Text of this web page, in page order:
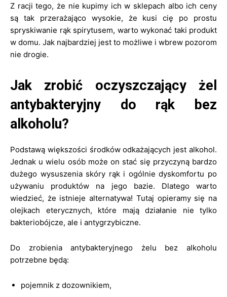
Z racji tego, że nie kupimy ich w sklepach albo ich ceny
są tak przerażająco wysokie, że kusi cię po prostu
spryskiwanie rąk spirytusem, warto wykonać taki produkt
w domu. Jak najbardziej jest to możliwe i wbrew pozorom
nie drogie.
Jak zrobić oczyszczający żel
antybakteryjny do rąk bez
alkoholu?
Podstawą większości środków odkażających jest alkohol.
Jednak u wielu osób może on stać się przyczyną bardzo
dużego wysuszenia skóry rąk i ogólnie dyskomfortu po
używaniu produktów na jego bazie. Dlatego warto
wiedzieć, że istnieje alternatywa! Tutaj opieramy się na
olejkach eterycznych, które mają działanie nie tylko
bakteriobójcze, ale i antygrzybiczne.
Do zrobienia antybakteryjnego żelu bez alkoholu
potrzebne będą:
pojemnik z dozownikiem,